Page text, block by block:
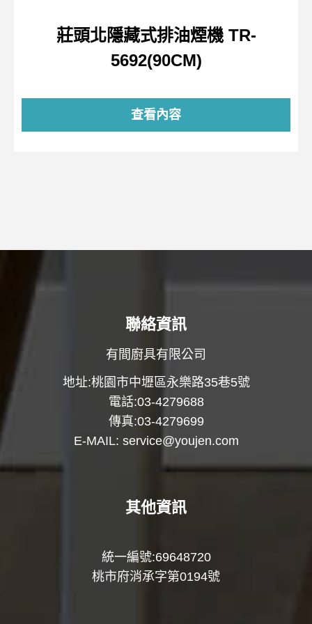
莊頭北隱藏式排油煙機 TR-
5692(90CM)
查看內容
聯絡資訊
有間廚具有限公司
地址:桃園市中壢區永樂路35巷5號
電話:03-4279688
傳真:03-4279699
E-MAIL: service@youjen.com
其他資訊
統一編號:69648720
桃市府消承字第0194號